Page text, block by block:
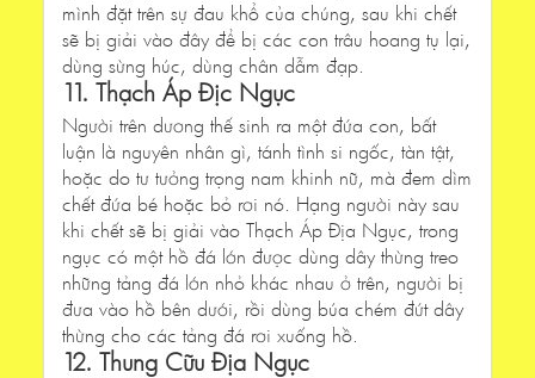
mình đặt trên sự đau khổ của chúng, sau khi chết
sẽ bị giải vào đây để bị các con trâu hoang tụ lại,
dùng sừng húc, dùng chân dẫm đạp.
11. Thạch Áp Địc Ngục
Người trên dương thế sinh ra một đứa con, bất
luận là nguyên nhân gì, tánh tình si ngốc, tàn tật,
hoặc do tư tưởng trọng nam khinh nữ, mà đem dìm
chết đứa bé hoặc bỏ rơi nó. Hạng người này sau
khi chết sẽ bị giải vào Thạch Áp Địa Ngục, trong
ngục có một hồ đá lớn được dùng dây thừng treo
những tảng đá lớn nhỏ khác nhau ở trên, người bị
đưa vào hồ bên dưới, rồi dùng búa chém đứt dây
thừng cho các tảng đá rơi xuống hồ.
12. Thung Cữu Địa Ngục